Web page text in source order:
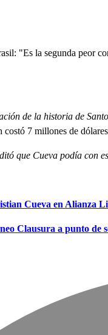
"Es la segunda peor
de la historia de
7 millones de
que Cueva podía con
Cueva en Alianza
Clausura a punto de